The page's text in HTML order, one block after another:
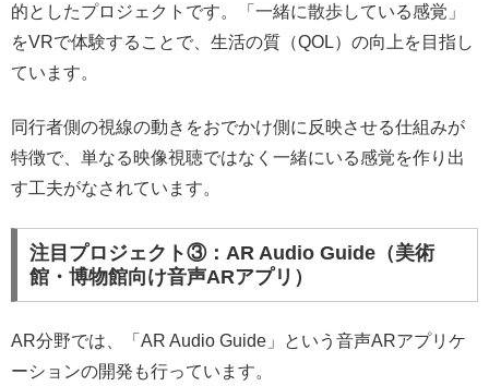
的としたプロジェクトです。「一緒に散歩している感覚」
をVRで体験することで、生活の質（QOL）の向上を目指し
ています。
同行者側の視線の動きをおでかけ側に反映させる仕組みが
特徴で、単なる映像視聴ではなく一緒にいる感覚を作り出
す工夫がなされています。
注目プロジェクト③：AR Audio Guide（美術
館・博物館向け音声ARアプリ）
AR分野では、「AR Audio Guide」という音声ARアプリケ
ーションの開発も行っています。